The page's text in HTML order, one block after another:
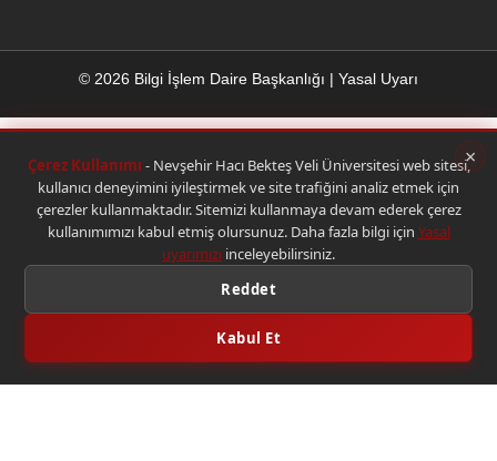
×
Çerez Kullanımı - Nevşehir Hacı Bekteş Veli Üniversitesi web sitesi,
kullanıcı deneyimini iyileştirmek ve site trafiğini analiz etmek için
çerezler kullanmaktadır. Sitemizi kullanmaya devam ederek çerez
kullanımımızı kabul etmiş olursunuz. Daha fazla bilgi için Yasal
uyarımızı inceleyebilirsiniz.
Reddet
Kabul Et
© 2026 Bilgi İşlem Daire Başkanlığı | Yasal Uyarı